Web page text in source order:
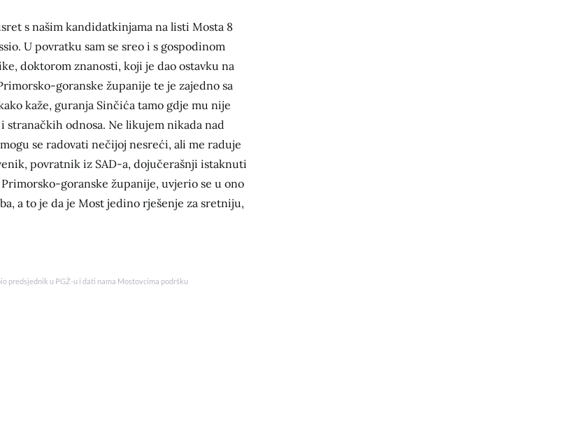
s našim kandidatkinjama na listi Mosta 8
U povratku sam se sreo i s gospodinom
doktorom znanosti, koji je dao ostavku na
goranske županije te je zajedno sa
kaže, guranja Sinčića tamo gdje mu nije
odnosa. Ne likujem nikada nad
se radovati nečijoj nesreći, ali me raduje
povratnik iz SAD-a, dojučerašnji istaknuti
goranske županije, uvjerio se u ono
a to je da je Most jedino rješenje za sretniju,
predsjednik u PGŽ-u i dati nama Mostovcima podršku